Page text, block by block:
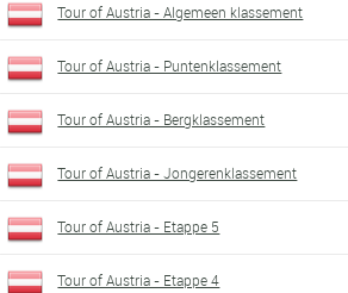
Tour of Austria - Algemeen klassement
Tour of Austria - Puntenklassement
Tour of Austria - Bergklassement
Tour of Austria - Jongerenklassement
Tour of Austria - Etappe 5
Tour of Austria - Etappe 4